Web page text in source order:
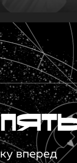
вперед